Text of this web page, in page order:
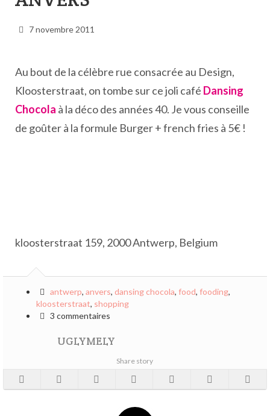
7 novembre 2011
Au bout de la célèbre rue consacrée au Design,
Kloosterstraat, on tombe sur ce joli café Dansing
Chocola à la déco des années 40. Je vous conseille
de goûter à la formule Burger + french fries à 5€ !
kloosterstraat 159, 2000 Antwerp, Belgium
antwerp, anvers, dansing chocola, food, fooding,
kloosterstraat, shopping
3 commentaires
UGLYMELY
Share story